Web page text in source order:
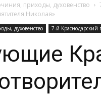
приходы, духовенство
Николая»
духовенство 7-й Краснодарский